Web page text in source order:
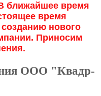
ближайшее время
время
нового
Приносим
ООО "Квадр-